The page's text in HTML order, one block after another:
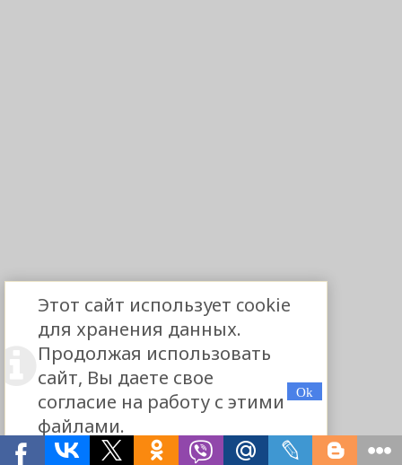
Этот сайт использует cookie
для хранения данных.
Продолжая использовать
сайт, Вы даете свое
согласие на работу с этими
файлами.